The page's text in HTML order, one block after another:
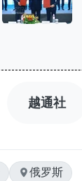
越通社
俄罗斯